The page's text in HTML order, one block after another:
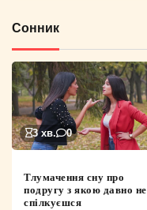
Сонник
3 хв. 0
Тлумачення сну про
подругу з якою давно не
спілкуєшся